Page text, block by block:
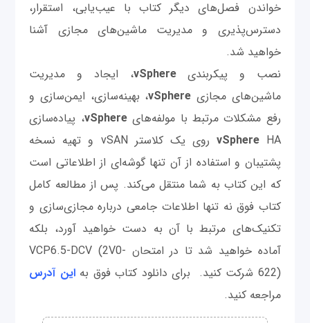
خواندن فصل‌های دیگر کتاب با عیب‌یابی، استقرار،
دسترس‌پذیری و مدیریت ماشین‌های مجازی آشنا
خواهید شد.
نصب و پیکربندیvSphere، ایجاد و مدیریت
ماشین‌های مجازی vSphere، بهینه‌سازی، ایمن‌سازی و
رفع مشکلات مرتبط با مولفه‌هایvSphere، پیاده‌سازی
vSphere
HA روی یک کلاستر vSAN و تهیه نسخه
پشتیبان و استفاده از آن تنها گوشه‌ای از اطلاعاتی است
که این کتاب به شما منتقل می‌کند. پس از مطالعه کامل
کتاب فوق نه تنها اطلاعات جامعی درباره مجازی‌سازی و
تکنیک‌های مرتبط با آن به دست خواهید آورد، بلکه
آماده خواهید شد تا در امتحان ‌VCP6.5-DCV (2V0-
622) ‌شرکت کنید. برای دانلود کتاب فوق به
این آدرس
مراجعه کنید.